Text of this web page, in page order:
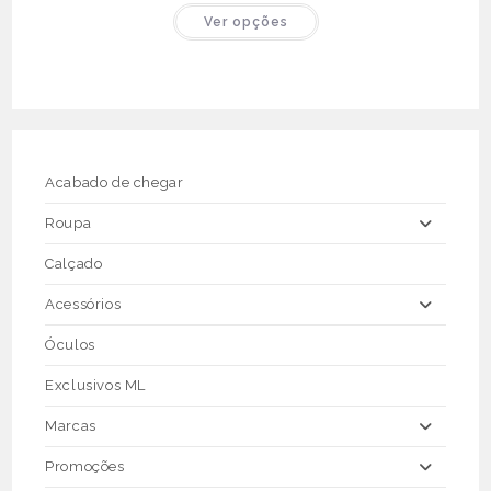
original
era:
€95.90.
atual
é:
€35.00.
Ver opções
product
Acabado de chegar
Roupa
Calçado
Acessórios
Óculos
Exclusivos ML
Marcas
Promoções